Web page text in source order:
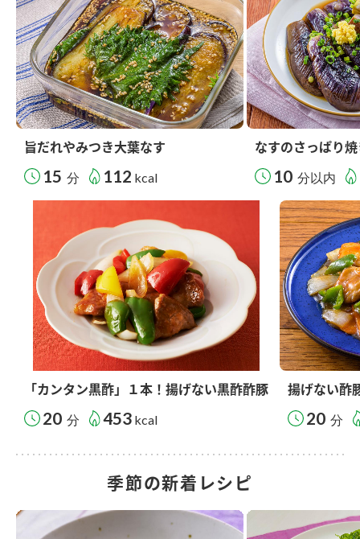
旨だれやみつき大葉なす
15 分 112 kcal
なすのさっぱり
10 分以内
「カンタン黒酢」１本！揚げない黒酢酢豚
20 分 453 kcal
揚げない酢
20 分
季節の新着レシピ